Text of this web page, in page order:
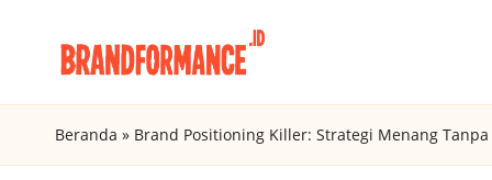
B
r
Marketing
Agency
Beranda » Brand Positioning Killer: Strategi Menang Tanpa